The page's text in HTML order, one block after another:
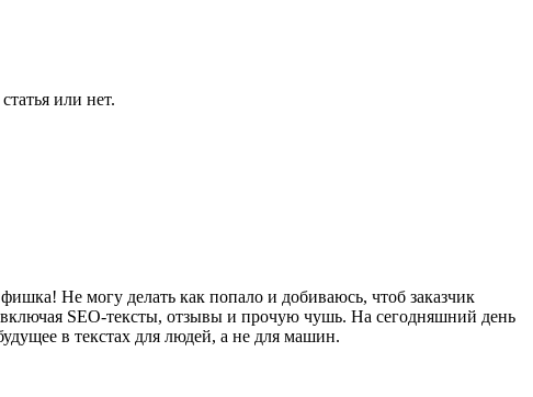
или нет.
Не могу делать как попало и добиваюсь, чтоб заказчик
включая SEO-тексты, отзывы и прочую чушь. На сегодняшний день
в текстах для людей, а не для машин.